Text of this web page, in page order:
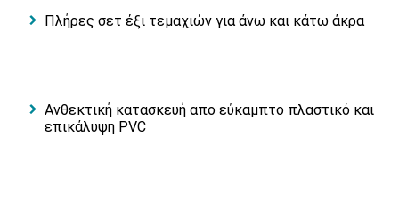
Πλήρες σετ έξι τεμαχιών για άνω και κάτω άκρα
Ανθεκτική κατασκευή απο εύκαμπτο πλαστικό και
επικάλυψη PVC